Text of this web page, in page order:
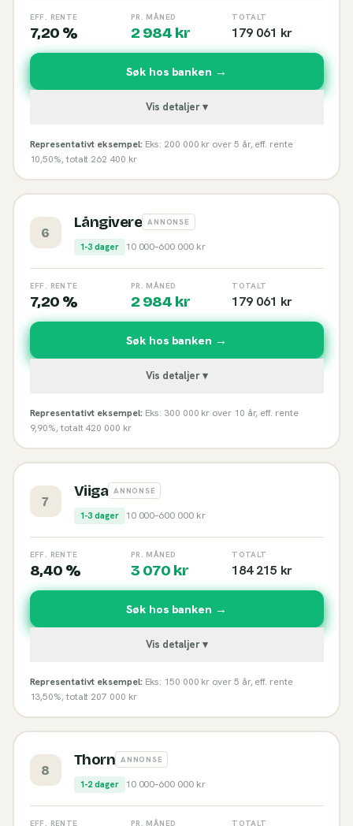
EFF. RENTE
7,20 %
PR. MÅNED
2 984 kr
TOTALT
179 061 kr
Søk hos banken →
Vis detaljer ▾
Representativt eksempel: Eks: 200 000 kr over 5 år, eff. rente
10,50%, totalt 262 400 kr
6
Långivere ANNONSE
1-3 dager 10 000–600 000kr
EFF. RENTE
7,20 %
PR. MÅNED
2 984 kr
TOTALT
179 061 kr
Søk hos banken →
Vis detaljer ▾
Representativt eksempel: Eks: 300 000 kr over 10 år, eff. rente
9,90%, totalt 420 000 kr
7
Viiga ANNONSE
1-3 dager 10 000–600 000kr
EFF. RENTE
8,40 %
PR. MÅNED
3 070 kr
TOTALT
184 215 kr
Søk hos banken →
Vis detaljer ▾
Representativt eksempel: Eks: 150 000 kr over 5 år, eff. rente
13,50%, totalt 207 000 kr
8
Thorn ANNONSE
1-2 dager 10 000–600 000kr
EFF. RENTE PR. MÅNED TOTALT